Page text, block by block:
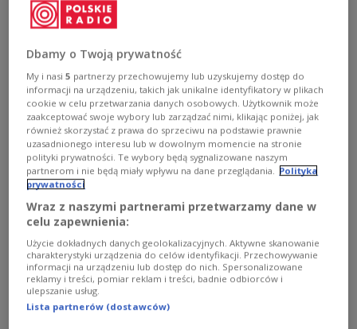
uchodźcy
imigranci w Europie
Będą uzbrajać swoje drony. "Cel?
Namierzyć, unieszkodliwić"
Rząd Bawarii przygotował projekt ustawy, który po
akceptacji lokalnego parlamentu pozwoli policji na
zestrzeliwanie dronów. W tym celu służby w tym landzie
będą mogły tworzyć własną armię dronów -
Dbamy o Twoją prywatność
My i nasi5 partnerzy przechowujemy lub uzyskujemy dostęp do
informacji na urządzeniu, takich jak unikalne identyfikatory w plikach
cookie w celu przetwarzania danych osobowych. Użytkownik może
zaakceptować swoje wybory lub zarządzać nimi, klikając poniżej, jak
również skorzystać z prawa do sprzeciwu na podstawie prawnie
uzasadnionego interesu lub w dowolnym momencie na stronie
polityki prywatności. Te wybory będą sygnalizowane naszym
partnerom i nie będą miały wpływu na dane przeglądania.
Polityka
prywatności
Wraz z naszymi partnerami przetwarzamy dane w
celu zapewnienia:
Użycie dokładnych danych geolokalizacyjnych. Aktywne skanowanie
charakterystyki urządzenia do celów identyfikacji. Przechowywanie
informacji na urządzeniu lub dostęp do nich. Spersonalizowane
reklamy i treści, pomiar reklam i treści, badnie odbiorców i
ulepszanie usług.
Lista partnerów (dostawców)